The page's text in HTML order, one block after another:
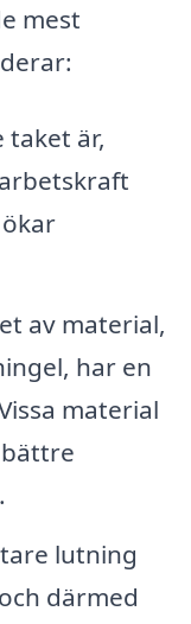
mest
taket är,
av material,
har en
material
lutning
därmed